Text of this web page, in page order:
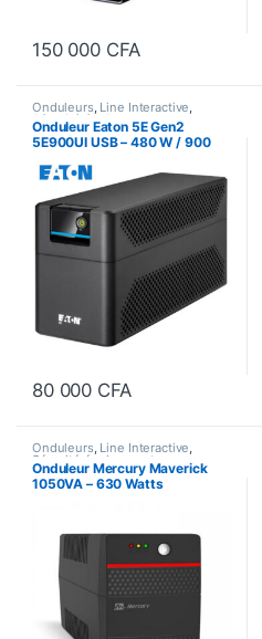
150 000 CFA
Onduleurs, Line Interactive
Sécurité équipements
Onduleur Eaton 5E Gen2
5E900UI USB – 480 W / 900
interactive
80 000 CFA
Onduleurs, Line Interactive,
Sécurité équipements
Onduleur Mercury Maverick
1050VA – 630 Watts